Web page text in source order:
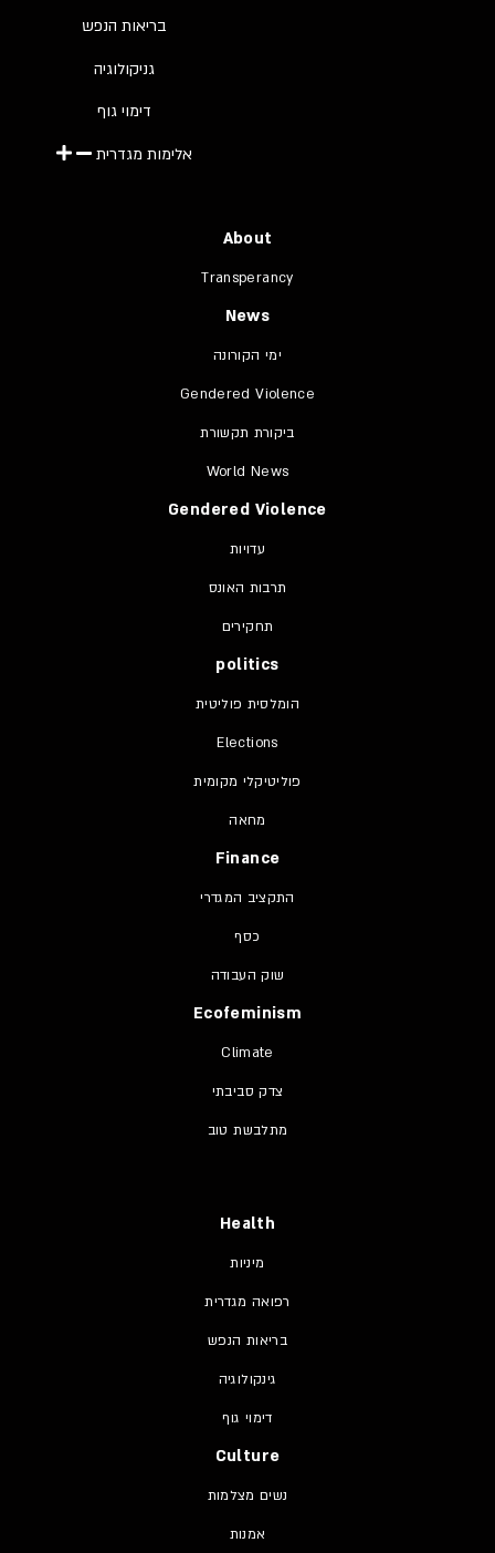
בריאות הנפש
גניקולוגיה
דימוי גוף
אלימות מגדרית
About
Transperancy
News
ימי הקורונה
Gendered Violence
ביקורת תקשורת
World News
Gendered Violence
עדויות
תרבות האונס
תחקירים
politics
הומלסית פוליטית
Elections
פוליטיקלי מקומית
מחאה
Finance
התקציב המגדרי
כסף
שוק העבודה
Ecofeminism
Climate
צדק סביבתי
מתלבשת טוב
Health
מיניות
רפואה מגדרית
בריאות הנפש
גינקולוגיה
דימוי גוף
Culture
נשים מצלמות
אמנות